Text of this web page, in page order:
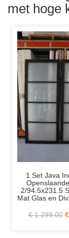
met hoge
1 Set Java
Openslaande
2/94.5x231.5
Mat Glas en Div.
€ 1.299,00 €